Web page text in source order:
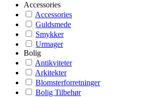
Accessories
Accessories
Guldsmede
Smykker
Urmager
Bolig
Antikviteter
Arkitekter
Blomsterforretninger
Bolig Tilbehør